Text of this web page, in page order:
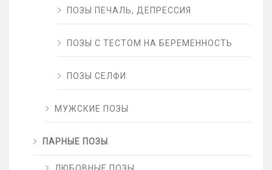
ПОЗЫ ПЕЧАЛЬ, ДЕПРЕССИЯ
ПОЗЫ С ТЕСТОМ НА БЕРЕМЕННОСТЬ
ПОЗЫ СЕЛФИ
МУЖСКИЕ ПОЗЫ
ПАРНЫЕ ПОЗЫ